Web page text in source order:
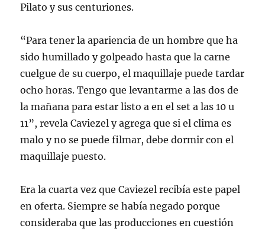
Pilato y sus centuriones.
“Para tener la apariencia de un hombre que ha
sido humillado y golpeado hasta que la carne
cuelgue de su cuerpo, el maquillaje puede tardar
ocho horas. Tengo que levantarme a las dos de
la mañana para estar listo a en el set a las 10 u
11”, revela Caviezel y agrega que si el clima es
malo y no se puede filmar, debe dormir con el
maquillaje puesto.
Era la cuarta vez que Caviezel recibía este papel
en oferta. Siempre se había negado porque
consideraba que las producciones en cuestión